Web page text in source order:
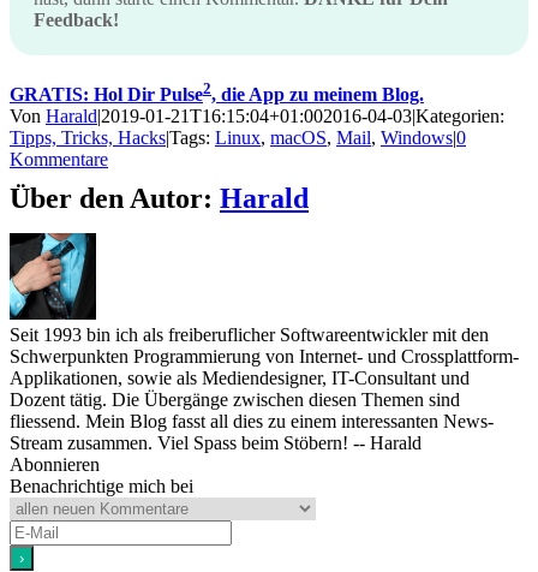
Feedback!
GRATIS: Hol Dir Pulse2, die App zu meinem Blog.
Von Harald|2019-01-21T16:15:04+01:002016-04-03|Kategorien:
Tipps, Tricks, Hacks|Tags: Linux, macOS, Mail, Windows|0
Kommentare
Über den Autor: Harald
Seit 1993 bin ich als freiberuflicher Softwareentwickler mit den
Schwerpunkten Programmierung von Internet- und Crossplattform-
Applikationen, sowie als Mediendesigner, IT-Consultant und
Dozent tätig. Die Übergänge zwischen diesen Themen sind
fliessend. Mein Blog fasst all dies zu einem interessanten News-
Stream zusammen. Viel Spass beim Stöbern! -- Harald
Abonnieren
Benachrichtige mich bei